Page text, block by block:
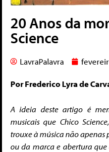
20 Anos da
Science
LavraPalavra
Por Frederico Lyra de
A ideia deste artigo é
musicais que Chico
trouxe à música não
ou da marca e abertura